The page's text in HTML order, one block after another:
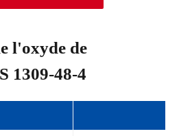
l'oxyde de
1309-48-4